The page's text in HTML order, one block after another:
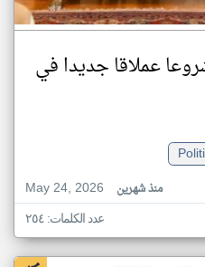
عملاقا جديدا في
May 24, 2026
منذ شهرين
عدد الكلمات: ٢٥٤